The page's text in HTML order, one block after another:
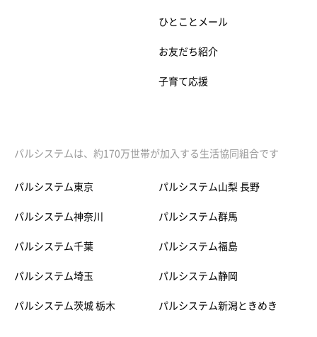
ひとことメール
お友だち紹介
子育て応援
パルシステムは、約170万世帯が加入する生活協同組合です
パルシステム東京
パルシステム神奈川
パルシステム千葉
パルシステム埼玉
パルシステム茨城 栃木
パルシステム山梨 長野
パルシステム群馬
パルシステム福島
パルシステム静岡
パルシステム新潟ときめき